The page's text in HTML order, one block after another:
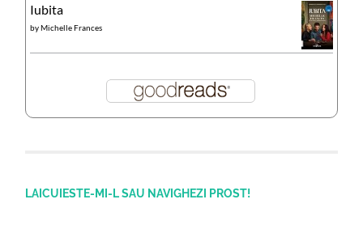
Iubita
byMichelle Frances
LAICUIESTE-MI-L SAU NAVIGHEZI PROST!